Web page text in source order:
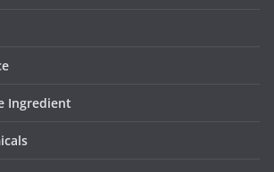
Ingredient